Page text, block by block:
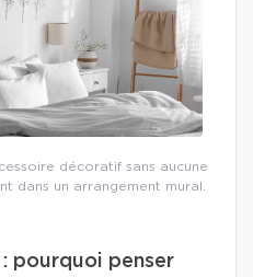
décoratif sans aucune
dans un arrangement mural.
pourquoi penser